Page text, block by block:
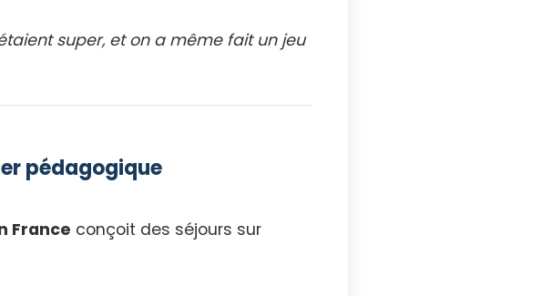
super, et on a même fait un jeu
pédagogique
France conçoit des séjours sur